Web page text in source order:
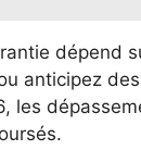
dépend
anticipez
les